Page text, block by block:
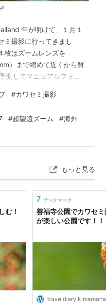
年が明けて、１月１
ミ撮影に行ってきまし
枚はズームレンズを
）まで縮めて近くから解
測してマニュアルフォー
って良いなって思いま
いう事なしなんだけど..
Fujifilm X-T5 / Tamron
（2026/1/1,3,
#カワセミ撮影
#超望遠ズーム #海外
もっと見る
む！
7 ブックマーク
善福寺公園でカワセ
が楽しい公園です！！